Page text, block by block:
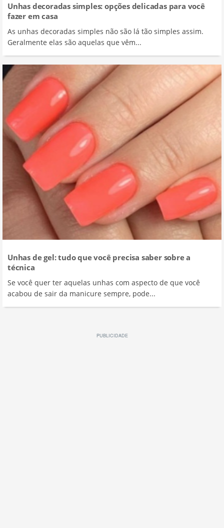
Unhas decoradas simples: opções delicadas para você
fazer em casa
As unhas decoradas simples não são lá tão simples assim.
Geralmente elas são aquelas que vêm...
Unhas de gel: tudo que você precisa saber sobre a
técnica
Se você quer ter aquelas unhas com aspecto de que você
acabou de sair da manicure sempre, pode...